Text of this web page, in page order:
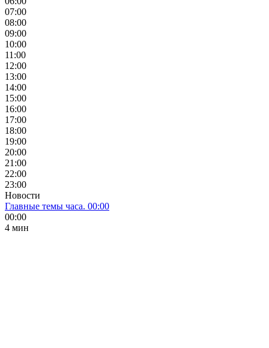
07:00
08:00
09:00
10:00
11:00
12:00
13:00
14:00
15:00
16:00
17:00
18:00
19:00
20:00
21:00
22:00
23:00
Новости
Главные темы часа. 00:00
00:00
4 мин